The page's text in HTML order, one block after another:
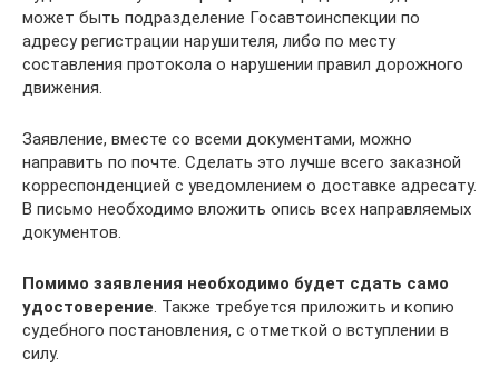
может быть подразделение Госавтоинспекции по
адресу регистрации нарушителя, либо по месту
составления протокола о нарушении правил дорожного
движения.
Заявление, вместе со всеми документами, можно
направить по почте. Сделать это лучше всего заказной
корреспонденцией с уведомлением о доставке адресату.
В письмо необходимо вложить опись всех направляемых
документов.
Помимо заявления необходимо будет сдать само
удостоверение . Также требуется приложить и копию
судебного постановления, с отметкой о вступлении в
силу.